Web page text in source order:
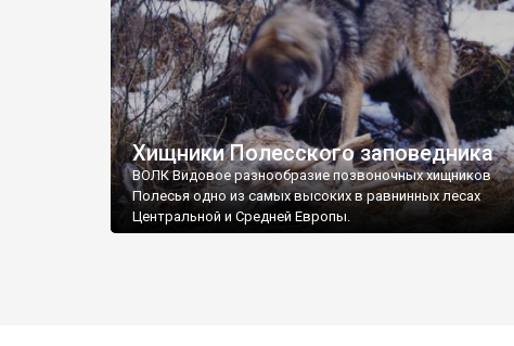
Хищники Полесского заповедника
ВОЛК Видовое разнообразие позвоночных хищников
Полесья одно из самых высоких в равнинных лесах
Центральной и Средней Европы.